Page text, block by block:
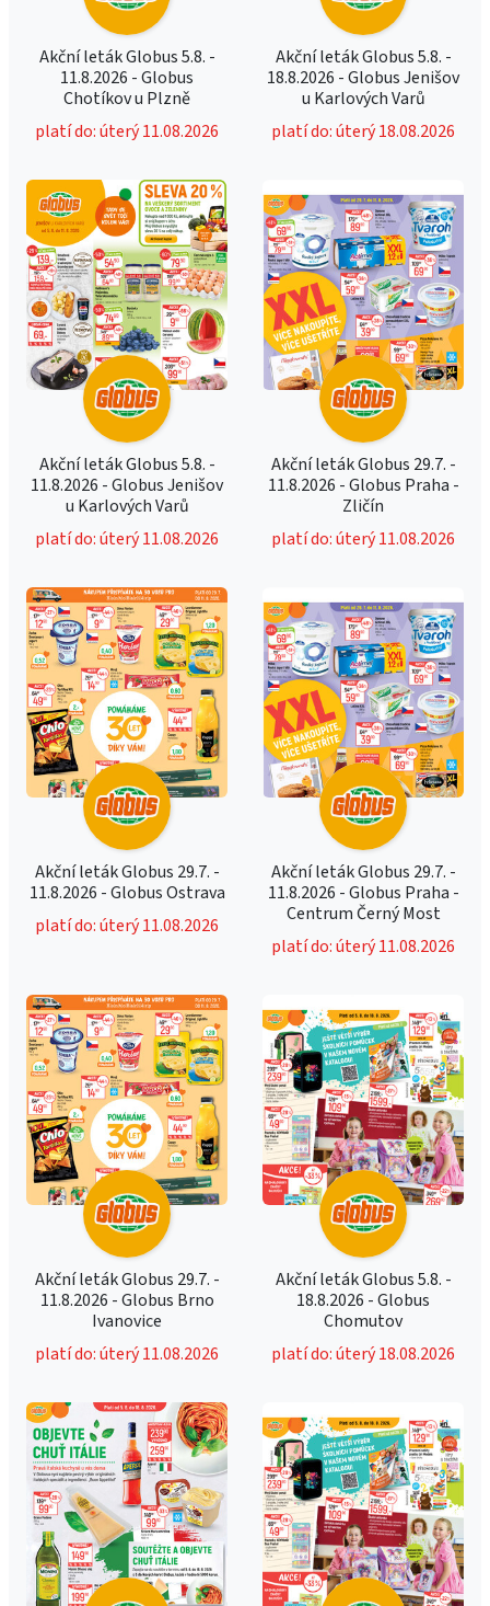
Akční leták Globus 5.8. -
11.8.2026 - Globus
Chotíkov u Plzně
platí do: úterý 11.08.2026
Akční leták Globus 5.8. -
18.8.2026 - Globus Jenišov
u Karlových Varů
platí do: úterý 18.08.2026
Akční leták Globus 5.8. -
11.8.2026 - Globus Jenišov
u Karlových Varů
platí do: úterý 11.08.2026
Akční leták Globus 29.7. -
11.8.2026 - Globus Praha -
Zličín
platí do: úterý 11.08.2026
Akční leták Globus 29.7. -
11.8.2026 - Globus Ostrava
platí do: úterý 11.08.2026
Akční leták Globus 29.7. -
11.8.2026 - Globus Praha -
Centrum Černý Most
platí do: úterý 11.08.2026
Akční leták Globus 29.7. -
11.8.2026 - Globus Brno
Ivanovice
platí do: úterý 11.08.2026
Akční leták Globus 5.8. -
18.8.2026 - Globus
Chomutov
platí do: úterý 18.08.2026